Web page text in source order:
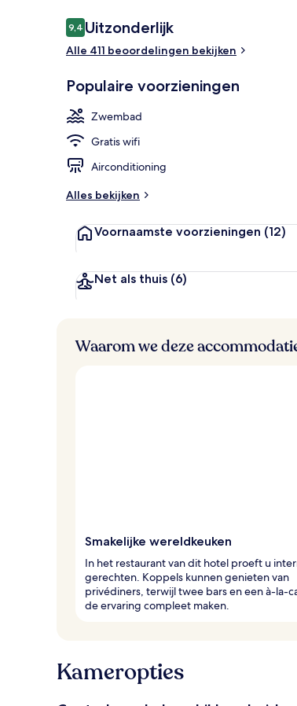
Beoordelingen
9,49,4 op 10 –
Uitzonderlijk
Alle 411 beoordelingen bekijken
Populaire voorzieningen
Zwembad
Gratis wifi
Airconditioning
Alles bekijken
Voornaamste voorzieningen (12)
Net als thuis (6)
Waarom we deze
Smakelijke wereldkeuken
In het restaurant van dit hotel proeft u
gerechten. Koppels kunnen genieten van
privédiners, terwijl twee bars en een à-la-
de ervaring compleet maken.
Kameropties